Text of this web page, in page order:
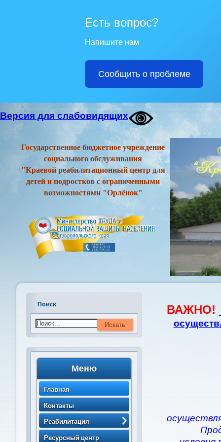
Есть вопрос?
Напишите нам
Сообщить о проблеме
Версия для слабовидящих
Государственное бюджетное учреждение
социального обслуживания
"Краевой реабилитационный центр для
детей и подростков с ограниченными
возможностями "Орлёнок"
Поиск
Меню
Главная
Контакты
Реабилитация
> Порядок направления
Ресурсный центр
ВАЖНО!